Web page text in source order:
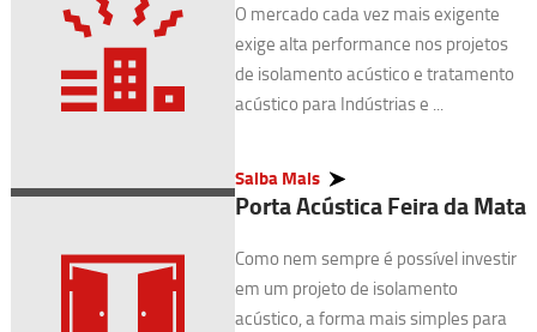
O mercado cada vez mais exigente
exige alta performance nos projetos
de isolamento acústico e tratamento
acústico para Indústrias e ...
Saiba Mais
Porta Acústica Feira da Mata
Como nem sempre é possível investir
em um projeto de isolamento
acústico, a forma mais simples para